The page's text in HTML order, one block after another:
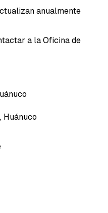
anualmente
a la Oficina de
Huánuco